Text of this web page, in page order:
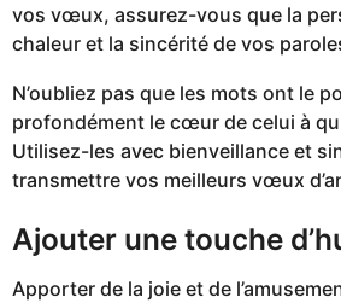
vos vœux, assurez-vous que la
chaleur et la sincérité de vos
N’oubliez pas que les mots ont le
profondément le cœur de celui à
Utilisez-les avec bienveillance et
transmettre vos meilleurs vœux
Ajouter une touche
Apporter de la joie et de